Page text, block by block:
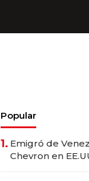
Popular
1. Emigró de
Chevron en